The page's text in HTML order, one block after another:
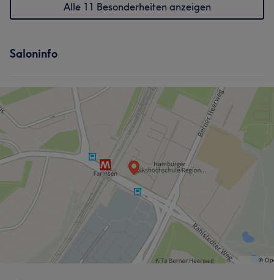
Alle 11 Besonderheiten anzeigen
Saloninfo